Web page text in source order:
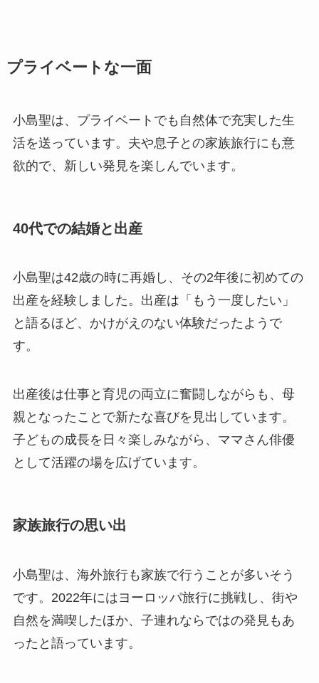
プライベートな一面
小島聖は、プライベートでも自然体で充実した生
活を送っています。夫や息子との家族旅行にも意
欲的で、新しい発見を楽しんでいます。
40代での結婚と出産
小島聖は42歳の時に再婚し、その2年後に初めての
出産を経験しました。出産は「もう一度したい」
と語るほど、かけがえのない体験だったようで
す。
出産後は仕事と育児の両立に奮闘しながらも、母
親となったことで新たな喜びを見出しています。
子どもの成長を日々楽しみながら、ママさん俳優
として活躍の場を広げています。
家族旅行の思い出
小島聖は、海外旅行も家族で行うことが多いそう
です。2022年にはヨーロッパ旅行に挑戦し、街や
自然を満喫したほか、子連れならではの発見もあ
ったと語っています。